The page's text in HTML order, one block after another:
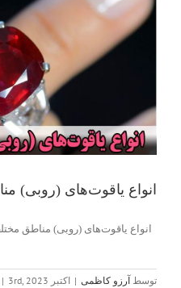
انواع یاقوت‌های (روبی)
انواع یاقوت‌های (روبی) مناطق
توسط آرزو کاظمی | اکتبر 3rd, 2023 |